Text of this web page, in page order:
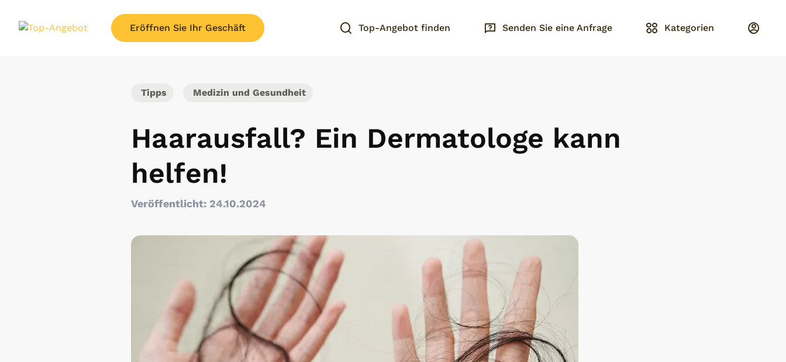
Eröffnen Sie Ihr Geschäft Top-Angebot finden Senden Sie eine Anfrage Kategorien
Tipps Medizin und Gesundheit
Haarausfall? Ein Dermatologe kann
helfen!
Veröffentlicht: 24.10.2024